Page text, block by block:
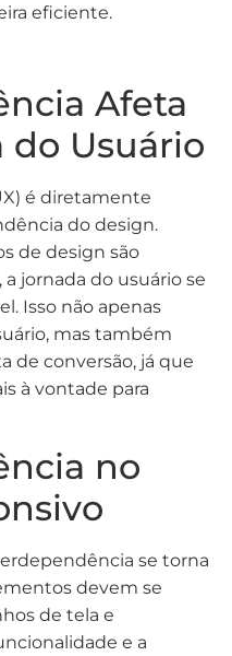
eficiente.
Afeta
do Usuário
é diretamente
do design.
de design são
jornada do usuário se
Isso não apenas
mas também
de conversão, já que
à vontade para
no
se torna
devem se
de tela e
e a